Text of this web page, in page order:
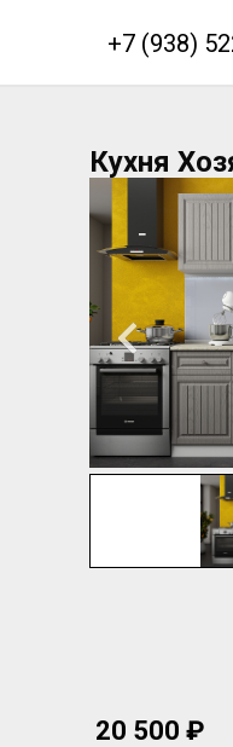
+7 (938)
Кухня
20 500 ₽